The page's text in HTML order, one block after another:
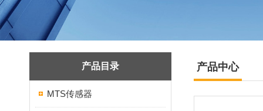
产品目录
MTS传感器
产品中心